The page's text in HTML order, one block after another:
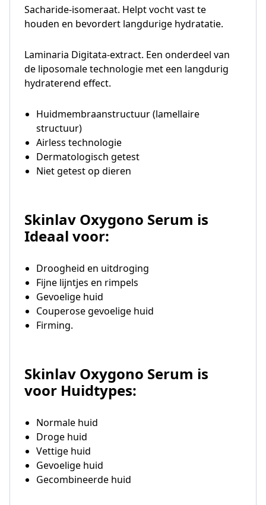
Sacharide-isomeraat. Helpt vocht vast te
houden en bevordert langdurige hydratatie.
Laminaria Digitata-extract. Een onderdeel van
de liposomale technologie met een langdurig
hydraterend effect.
Huidmembraanstructuur (lamellaire
structuur)
Airless technologie
Dermatologisch getest
Niet getest op dieren
Skinlav Oxygono Serum is
Ideaal voor:
Droogheid en uitdroging
Fijne lijntjes en rimpels
Gevoelige huid
Couperose gevoelige huid
Firming.
Skinlav Oxygono Serum is
voor Huidtypes:
Normale huid
Droge huid
Vettige huid
Gevoelige huid
Gecombineerde huid